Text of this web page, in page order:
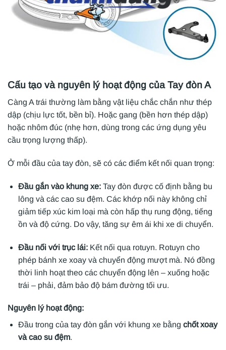
Cấu tạo và nguyên lý hoạt động của Tay đòn A
Càng A trái thường làm bằng vật liệu chắc chắn như thép
dập (chịu lực tốt, bền bỉ). Hoặc gang (bền hơn thép dập)
hoặc nhôm đúc (nhẹ hơn, dùng trong các ứng dụng yêu
cầu trọng lượng thấp).
Ở mỗi đầu của tay đòn, sẽ có các điểm kết nối quan trọng:
Đầu gắn vào khung xe: Tay đòn được cố định bằng bu
lông và các cao su đệm. Các khớp nối này không chỉ
giảm tiếp xúc kim loại mà còn hấp thụ rung động, tiếng
ồn và độ cứng. Do vậy, tăng sự êm ái khi xe di chuyển.
Đầu nối với trục lái: Kết nối qua rotuyn. Rotuyn cho
phép bánh xe xoay và chuyển động mượt mà. Nó đồng
thời linh hoạt theo các chuyển động lên – xuống hoặc
trái – phải, đảm bảo độ bám đường tối ưu.
Nguyên lý hoạt động:
Đầu trong của tay đòn gắn với khung xe bằng chốt xoay
và cao su đệm.